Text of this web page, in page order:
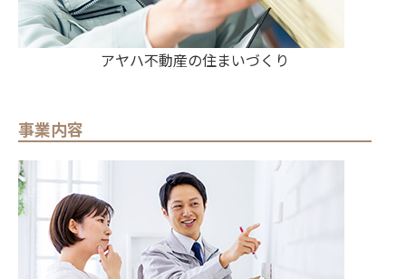
アヤハ不動産の住まいづくり
事業内容